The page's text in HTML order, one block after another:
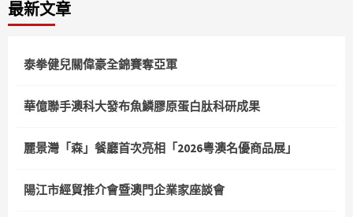
最新文章
泰拳健兒關偉豪全錦賽奪亞軍
華億聯手澳科大發布魚鱗膠原蛋白肽科研成果
麗景灣「森」餐廳首次亮相「2026粵澳名優商品展」
陽江市經貿推介會暨澳門企業家座談會